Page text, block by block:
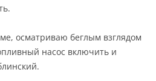
осматриваю беглым взглядом
насос включить и